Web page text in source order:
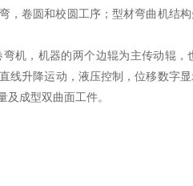
，卷圆和校圆工序；型材弯曲机结
机，机器的两个边辊为主传动辊
线升降运动，液压控制，位移数字
成型双曲面工件。